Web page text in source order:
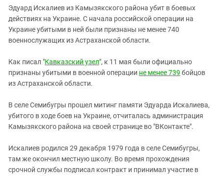
Ростовская область
Северная Осетия - Алания
СКФО
Ставропольский край
Чечня
Южный Кавказ
Эдуард Искалиев из Камызякского района убит в боевых
действиях на Украине. С начала российской операции на
Украине убитыми в ней были признаны не менее 740
военнослужащих из Астраханской области.
Как писал "Кавказский узел", к 11 мая были официально
признаны убитыми в военной операции не менее 739 бойцов
из Астраханской области.
В селе Семибугры прошел митинг памяти Эдуарда Искалиева,
убитого в ходе боев на Украине, отчиталась администрация
Камызякского района на своей странице во "ВКонтакте".
Искалиев родился 29 декабря 1979 года в селе Семибугры,
там же окончил местную школу. Во время прохождения
срочной службы подписал контракт и принимал участие в